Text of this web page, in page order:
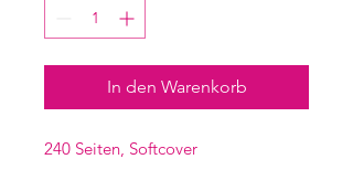
In den Warenkorb
240 Seiten, Softcover